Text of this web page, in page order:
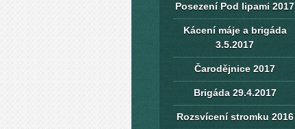
Posezení Pod lipami 2017
Kácení máje a brigáda
3.5.2017
Čarodějnice 2017
Brigáda 29.4.2017
Rozsvícení stromku 2016